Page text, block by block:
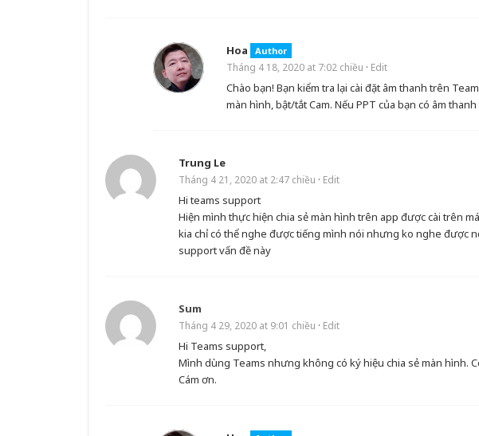
Hoa Author
Tháng 4 18, 2020 at 7:02 chiều · Edit
Chào bạn! Bạn kiểm tra lại cài đặt âm thanh trên
màn hình, bật/tắt Cam. Nếu PPT của bạn có âm
Trung Le
Tháng 4 21, 2020 at 2:47 chiều · Edit
Hi teams support
Hiện mình thực hiện chia sẻ màn hình trên app được cài trên
kia chỉ có thể nghe được tiếng mình nói nhưng ko nghe được
support vấn đề này
Sum
Tháng 4 29, 2020 at 9:01 chiều · Edit
Hi Teams support,
Mình dùng Teams nhưng không có ký hiệu chia sẻ màn hình.
Cám ơn.